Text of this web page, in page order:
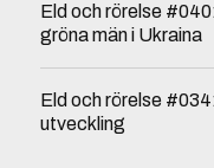
Eld och rörelse
gröna män i Ukraina
Eld och rörelse
utveckling